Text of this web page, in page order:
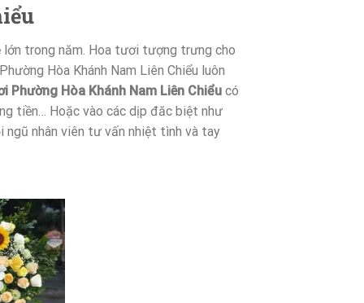
trong năm. Hoa tươi tượng trưng cho
Hòa Khánh Nam Liên Chiểu luôn
Phường Hòa Khánh Nam Liên Chiểu có
tiền… Hoặc vào các dịp đăc biệt như
ngũ nhân viên tư vấn nhiệt tình và tay